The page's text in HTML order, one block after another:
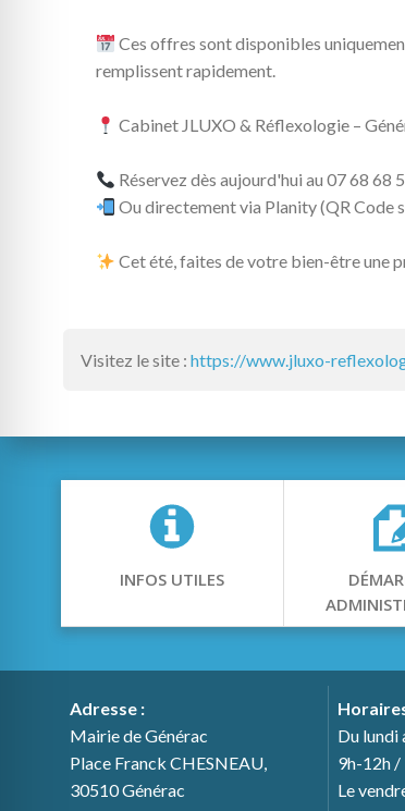
Ces offres sont disponibles
remplissent rapidement.
Cabinet JLUXO & Réflexologie –
Réservez dès aujourd'hui au 07 68 68
Ou directement via Planity (QR Code
Cet été, faites de votre bien-être une
Visitez le site : https://www.jluxo-
INFOS UTILES
Adresse :
Mairie de Générac
Place Franck CHESNEAU,
30510 Générac
Du lundi
9h-12h
Le